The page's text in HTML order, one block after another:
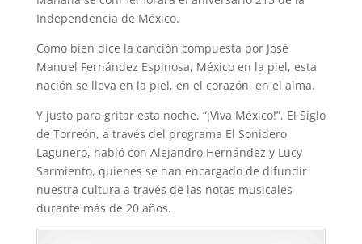
Independencia de México.
Como bien dice la canción compuesta por José
Manuel Fernández Espinosa, México en la piel, esta
nación se lleva en la piel, en el corazón, en el alma.
Y justo para gritar esta noche, “¡Viva México!”, El Siglo
de Torreón, a través del programa El Sonidero
Lagunero, habló con Alejandro Hernández y Lucy
Sarmiento, quienes se han encargado de difundir
nuestra cultura a través de las notas musicales
durante más de 20 años.